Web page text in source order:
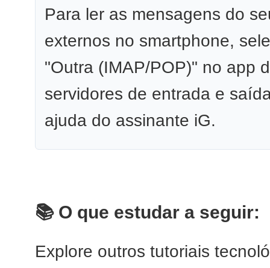
Para ler as mensagens do
externos no smartphone,
"Outra (IMAP/POP)" no app
servidores de entrada e
ajuda do assinante iG.
📚 O que estudar a seguir:
Explore outros tutoriais